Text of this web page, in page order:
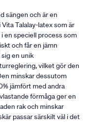
sängen och är en
Talalay-latex som är
en speciell process som
och får en jämn
en unik
vilket gör den
minskar dessutom
jämfört med andra
förmåga ger en
rak och minskar
passar särskilt väl i det